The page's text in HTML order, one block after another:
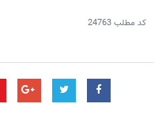
کد مطلب24763